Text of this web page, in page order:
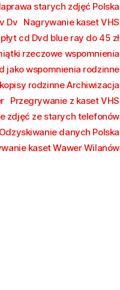
starych zdjęć Polska
Dv Nagrywanie kaset VHS
cd Dvd blue ray do 45 zł
rzeczowe wspomnienia
jako wspomnienia rodzinne
rodzinne Archiwizacja
Przegrywanie z kaset VHS
zdjęć ze starych telefonów
danych Polska
kaset Wawer Wilanów